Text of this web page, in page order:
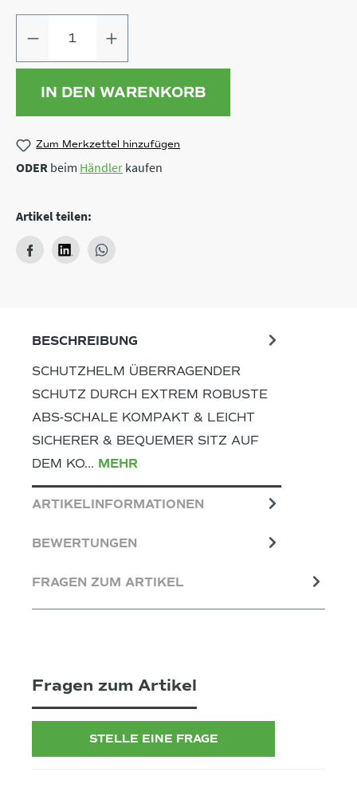
IN DEN WARENKORB
Zum Merkzettel hinzufügen
ODER beim Händler kaufen
Artikel teilen:
BESCHREIBUNG
SCHUTZHELM ÜBERRAGENDER
SCHUTZ DURCH EXTREM ROBUSTE
ABS-SCHALE KOMPAKT & LEICHT
SICHERER & BEQUEMER SITZ AUF
DEM KO… MEHR
ARTIKELINFORMATIONEN
BEWERTUNGEN
FRAGEN ZUM ARTIKEL
Fragen zum Artikel
STELLE EINE FRAGE